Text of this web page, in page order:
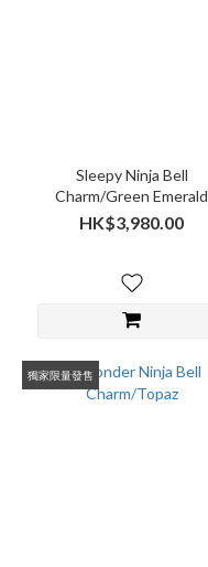
Sleepy Ninja Bell
Charm/Green Emerald
HK$3,980.00
獨家限量發售